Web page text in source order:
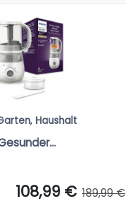
, Haushalt
108,99 € 189,99 €